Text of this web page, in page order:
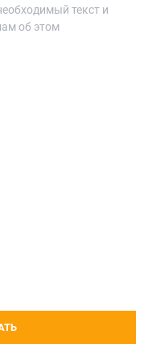
текст и
об этом